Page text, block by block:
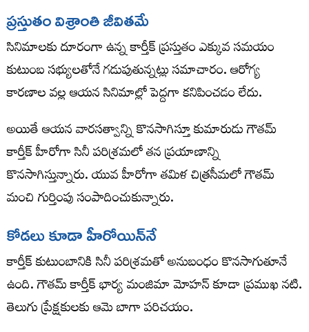
ప్రస్తుతం విశ్రాంతి జీవితమే
సినిమాలకు దూరంగా ఉన్న కార్తీక్ ప్రస్తుతం ఎక్కువ సమయం
కుటుంబ సభ్యులతోనే గడుపుతున్నట్లు సమాచారం. ఆరోగ్య
కారణాల వల్ల ఆయన సినిమాల్లో పెద్దగా కనిపించడం లేదు.
అయితే ఆయన వారసత్వాన్ని కొనసాగిస్తూ కుమారుడు గౌతమ్
కార్తీక్ హీరోగా సినీ పరిశ్రమలో తన ప్రయాణాన్ని
కొనసాగిస్తున్నారు. యువ హీరోగా తమిళ చిత్రసీమలో గౌతమ్
మంచి గుర్తింపు సంపాదించుకున్నారు.
కోడలు కూడా హీరోయిన్‌నే
కార్తీక్ కుటుంబానికి సినీ పరిశ్రమతో అనుబంధం కొనసాగుతూనే
ఉంది. గౌతమ్ కార్తీక్ భార్య మంజిమా మోహన్ కూడా ప్రముఖ నటి.
తెలుగు ప్రేక్షకులకు ఆమె బాగా పరిచయం.